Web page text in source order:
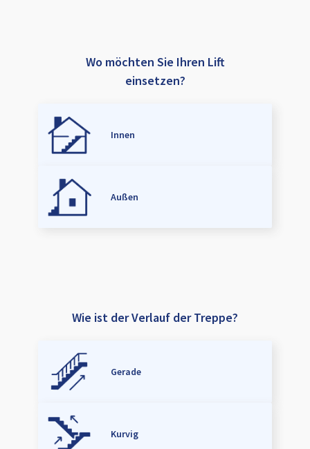
Wo möchten Sie Ihren Lift
einsetzen?
Innen
Außen
Wie ist der Verlauf der Treppe?
Gerade
Kurvig